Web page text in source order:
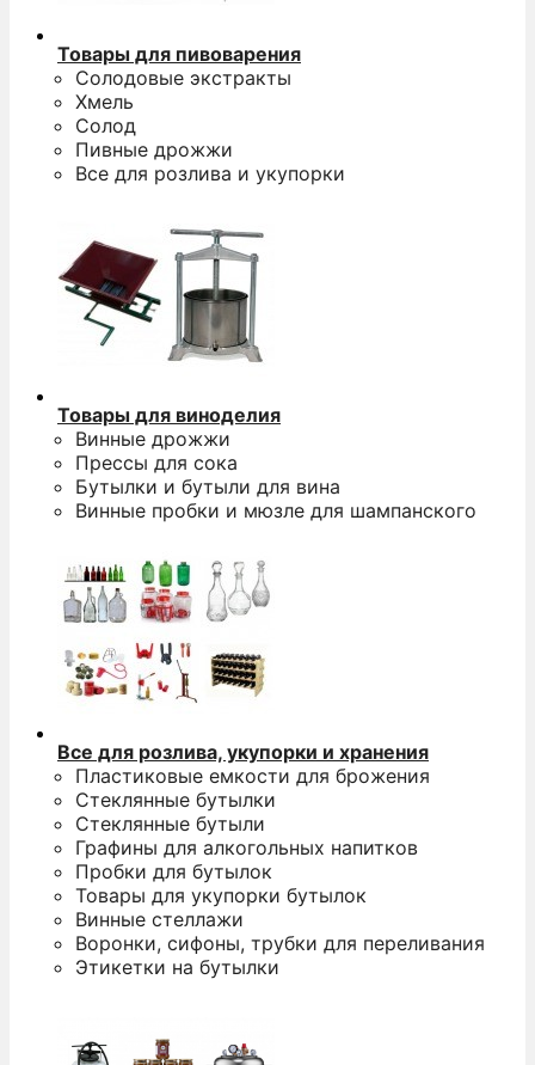
Товары для пивоварения
Солодовые экстракты
Хмель
Солод
Пивные дрожжи
Все для розлива и укупорки
Товары для виноделия
Винные дрожжи
Прессы для сока
Бутылки и бутыли для вина
Винные пробки и мюзле для шампанского
Все для розлива, укупорки и хранения
Пластиковые емкости для брожения
Стеклянные бутылки
Стеклянные бутыли
Графины для алкогольных напитков
Пробки для бутылок
Товары для укупорки бутылок
Винные стеллажи
Воронки, сифоны, трубки для переливания
Этикетки на бутылки